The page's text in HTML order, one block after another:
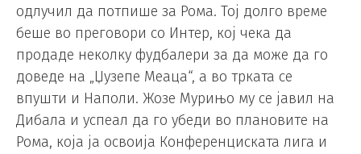
одлучил да потпише за Рома. Тој долго време
беше во преговори со Интер, кој чека да
продаде неколку фудбалери за да може да го
доведе на „Џузепе Меаца“, а во трката се
впушти и Наполи. Жозе Мурињо му се јавил на
Дибала и успеал да го убеди во плановите на
Рома, која ја освоија Конференциската лига и